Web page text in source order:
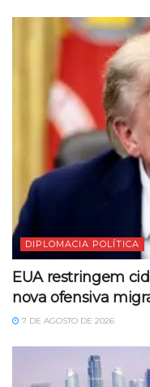
DIPLOMACIA POLÍTICA
EUA restringem
nova ofensiva
7 DE AGOSTO DE 2026